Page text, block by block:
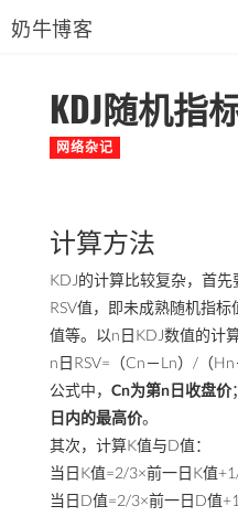
奶牛博客
KDJ随机指
网络杂记
计算方法
KDJ的计算比较复杂，首
RSV值，即未成熟随机指
值等。以n日KDJ数值的计
n日RSV=（Cn－Ln）/（
公式中， Cn为第n日收盘价；
日内的最高价。
其次，计算K值与D值：
当日K值=2/3×前一日K值
当日D值=2/3×前一日D值